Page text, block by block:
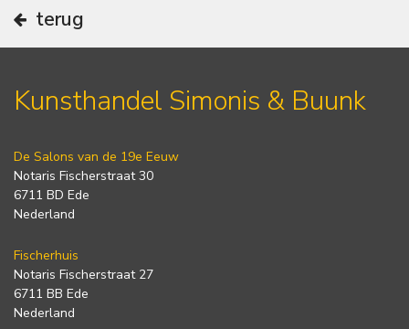
terug
Kunsthandel Simonis & Buunk
De Salons van de 19e Eeuw
Notaris Fischerstraat 30
6711 BD Ede
Nederland
Fischerhuis
Notaris Fischerstraat 27
6711 BB Ede
Nederland